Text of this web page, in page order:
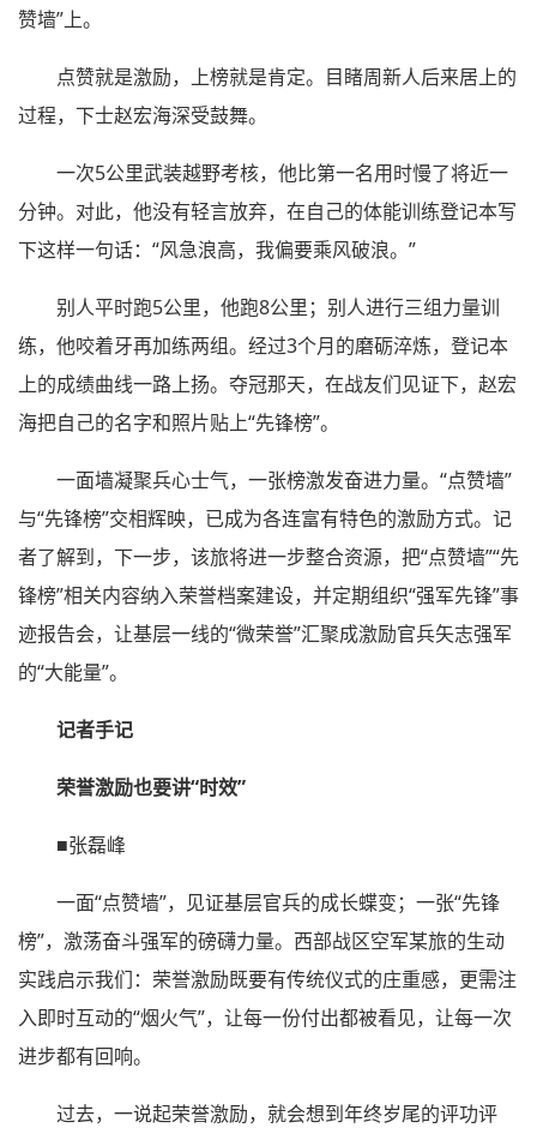
赞墙”上。
点赞就是激励，上榜就是肯定。目睹周新人后来居上的
过程，下士赵宏海深受鼓舞。
一次5公里武装越野考核，他比第一名用时慢了将近一
分钟。对此，他没有轻言放弃，在自己的体能训练登记本写
下这样一句话：“风急浪高，我偏要乘风破浪。”
别人平时跑5公里，他跑8公里；别人进行三组力量训
练，他咬着牙再加练两组。经过3个月的磨砺淬炼，登记本
上的成绩曲线一路上扬。夺冠那天，在战友们见证下，赵宏
海把自己的名字和照片贴上“先锋榜”。
一面墙凝聚兵心士气，一张榜激发奋进力量。“点赞墙”
与“先锋榜”交相辉映，已成为各连富有特色的激励方式。记
者了解到，下一步，该旅将进一步整合资源，把“点赞墙”“先
锋榜”相关内容纳入荣誉档案建设，并定期组织“强军先锋”事
迹报告会，让基层一线的“微荣誉”汇聚成激励官兵矢志强军
的“大能量”。
记者手记
荣誉激励也要讲“时效”
■张磊峰
一面“点赞墙”，见证基层官兵的成长蝶变；一张“先锋
榜”，激荡奋斗强军的磅礴力量。西部战区空军某旅的生动
实践启示我们：荣誉激励既要有传统仪式的庄重感，更需注
入即时互动的“烟火气”，让每一份付出都被看见，让每一次
进步都有回响。
过去，一说起荣誉激励，就会想到年终岁尾的评功评